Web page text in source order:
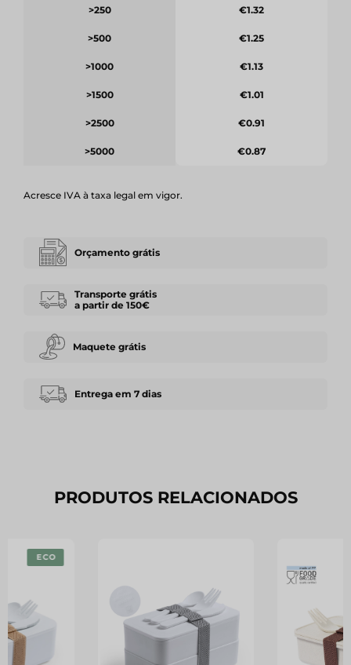
>250
>500
>1000
>1500
>2500
>5000
€1.32
€1.25
€1.13
€1.01
€0.91
€0.87
Acresce IVA à taxa legal em vigor.
Orçamento grátis
Transporte grátis
a partir de 150€
Maquete grátis
Entrega em 7 dias
PRODUTOS RELACIONADOS
ECO